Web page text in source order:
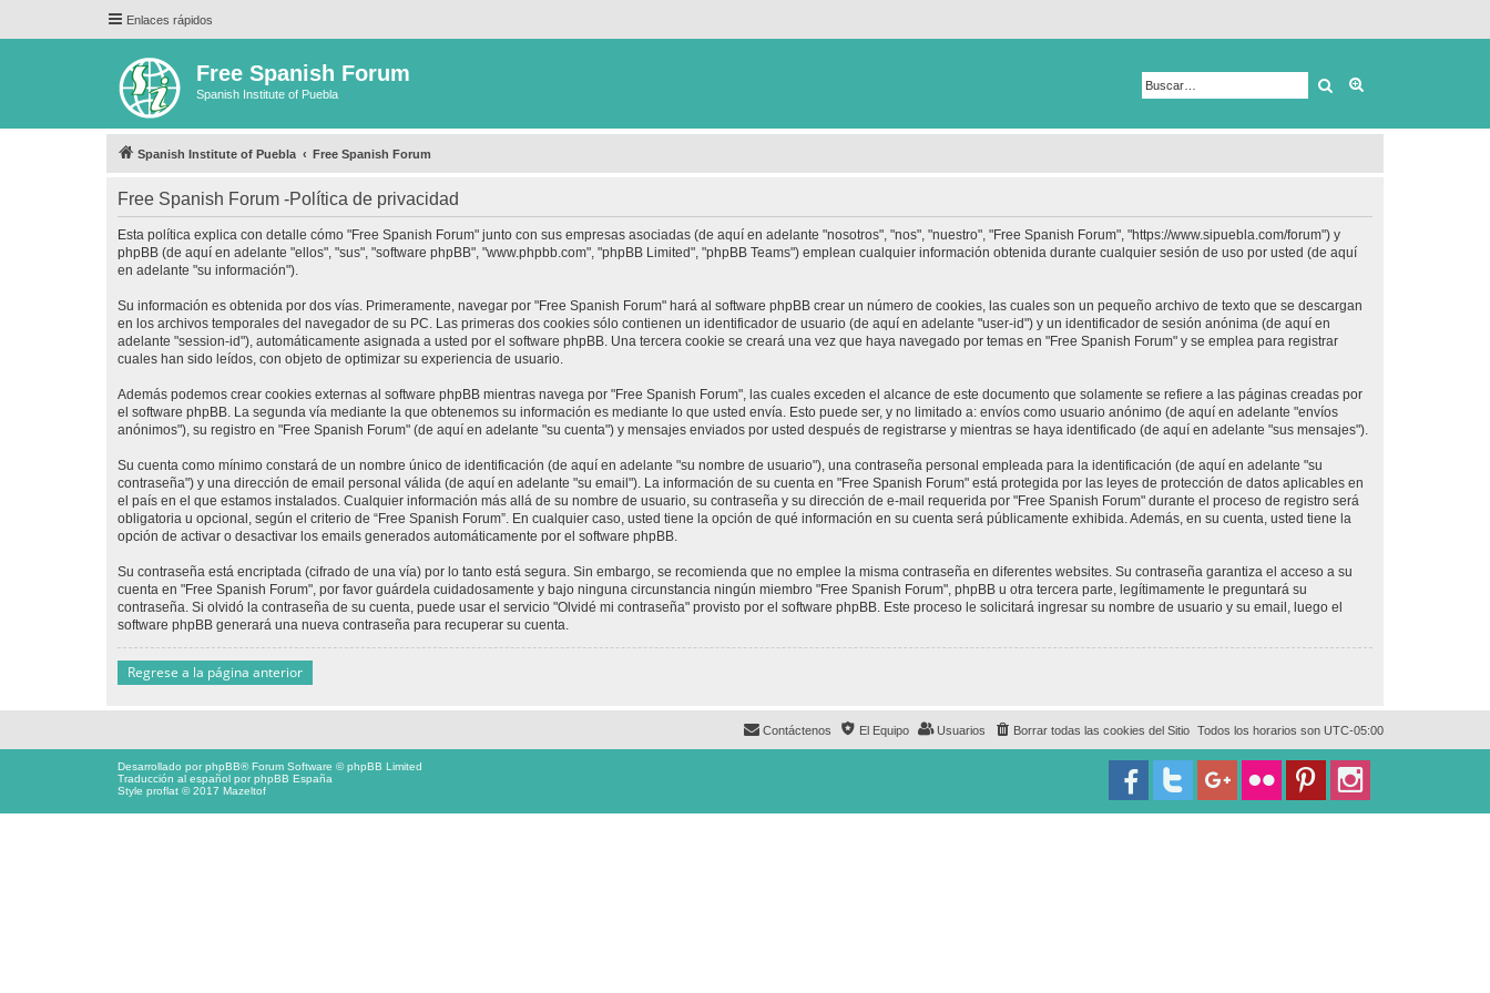
Enlaces rápidos
Free Spanish Forum
Spanish Institute of Puebla Buscar
Spanish Institute of Puebla Free Spanish Forum
Free Spanish Forum -Política de privacidad
Esta política explica con detalle cómo "Free Spanish Forum" junto con sus empresas asociadas (de aquí en adelante "nosotros", "nos", "nuestro", "Free Spanish Forum", "https://www.sipuebla.com/forum") y
phpBB (de aquí en adelante "ellos", "sus", "software phpBB", "www.phpbb.com", "phpBB Limited", "phpBB Teams") emplean cualquier información obtenida durante cualquier sesión de uso por usted (de aquí
en adelante "su información").
Su información es obtenida por dos vías. Primeramente, navegar por "Free Spanish Forum" hará al software phpBB crear un número de cookies, las cuales son un pequeño archivo de texto que se descargan
en los archivos temporales del navegador de su PC. Las primeras dos cookies sólo contienen un identificador de usuario (de aquí en adelante "user-id") y un identificador de sesión anónima (de aquí en
adelante "session-id"), automáticamente asignada a usted por el software phpBB. Una tercera cookie se creará una vez que haya navegado por temas en "Free Spanish Forum" y se emplea para registrar
cuales han sido leídos, con objeto de optimizar su experiencia de usuario.
Además podemos crear cookies externas al software phpBB mientras navega por "Free Spanish Forum", las cuales exceden el alcance de este documento que solamente se refiere a las páginas creadas por
el software phpBB. La segunda vía mediante la que obtenemos su información es mediante lo que usted envía. Esto puede ser, y no limitado a: envíos como usuario anónimo (de aquí en adelante "envíos
anónimos"), su registro en "Free Spanish Forum" (de aquí en adelante "su cuenta") y mensajes enviados por usted después de registrarse y mientras se haya identificado (de aquí en adelante "sus mensajes").
Su cuenta como mínimo constará de un nombre único de identificación (de aquí en adelante "su nombre de usuario"), una contraseña personal empleada para la identificación (de aquí en adelante "su
contraseña") y una dirección de email personal válida (de aquí en adelante "su email"). La información de su cuenta en "Free Spanish Forum" está protegida por las leyes de protección de datos aplicables en
el país en el que estamos instalados. Cualquier información más allá de su nombre de usuario, su contraseña y su dirección de e-mail requerida por "Free Spanish Forum" durante el proceso de registro será
obligatoria u opcional, según el criterio de “Free Spanish Forum”. En cualquier caso, usted tiene la opción de qué información en su cuenta será públicamente exhibida. Además, en su cuenta, usted tiene la
opción de activar o desactivar los emails generados automáticamente por el software phpBB.
Su contraseña está encriptada (cifrado de una vía) por lo tanto está segura. Sin embargo, se recomienda que no emplee la misma contraseña en diferentes websites. Su contraseña garantiza el acceso a su
cuenta en "Free Spanish Forum", por favor guárdela cuidadosamente y bajo ninguna circunstancia ningún miembro "Free Spanish Forum", phpBB u otra tercera parte, legítimamente le preguntará su
contraseña. Si olvidó la contraseña de su cuenta, puede usar el servicio "Olvidé mi contraseña" provisto por el software phpBB. Este proceso le solicitará ingresar su nombre de usuario y su email, luego el
software phpBB generará una nueva contraseña para recuperar su cuenta.
Regrese a la página anterior
Todos los horarios son UTC-05:00
Borrar todas las cookies del Sitio
Usuarios
El Equipo
Contáctenos
Desarrollado porphpBB® Forum Software © phpBB Limited
Traducción al español porphpBB España
Style proflat © 2017 Mazeltof